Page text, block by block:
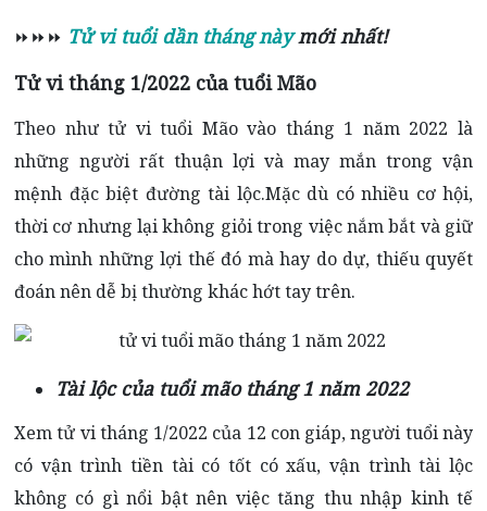
⏩⏩⏩ Tử vi tuổi dần tháng nàymới nhất!
Tử vi tháng 1/2022 của tuổi Mão
Theo như tử vi tuổi Mão vào tháng 1 năm 2022 là
những người rất thuận lợi và may mắn trong vận
mệnh đặc biệt đường tài lộc.Mặc dù có nhiều cơ hội,
thời cơ nhưng lại không giỏi trong việc nắm bắt và giữ
cho mình những lợi thế đó mà hay do dự, thiếu quyết
đoán nên dễ bị thường khác hớt tay trên.
Tài lộc của tuổi mão tháng 1 năm 2022
Xem tử vi tháng 1/2022 của 12 con giáp, người tuổi này
có vận trình tiền tài có tốt có xấu, vận trình tài lộc
không có gì nổi bật nên việc tăng thu nhập kinh tế